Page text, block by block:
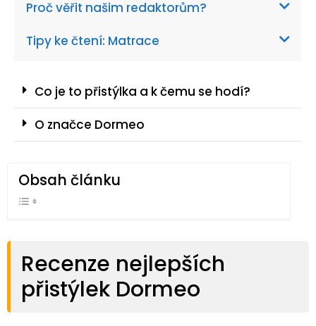
Proč věřit našim redaktorům?
Tipy ke čtení: Matrace
Co je to přistýlka a k čemu se hodí?
O značce Dormeo
Obsah článku
Recenze nejlepších
přistýlek Dormeo